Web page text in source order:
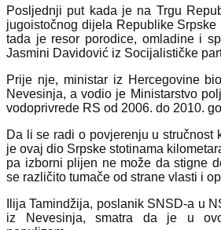
Posljednji put kada je na Trgu
jugoistočnog dijela Republike
tada je resor porodice, omladine i
Jasmini Davidović iz Socijalističke
Prije nje, ministar iz Hercegovine
Nevesinja, a vodio je Ministarstvo
vodoprivrede RS od 2006. do 2010.
Da li se radi o povjerenju u stručnost
je ovaj dio Srpske stotinama
pa izborni plijen ne može da stigne
se različito tumače od strane vlasti i
Ilija Tamindžija, poslanik SNSD-a u
iz Nevesinja, smatra da je u